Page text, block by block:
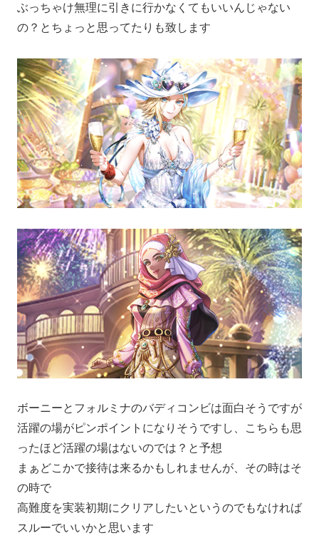
ぶっちゃけ無理に引きに行かなくてもいいんじゃない
の？とちょっと思ってたりも致します
ボーニーとフォルミナのバディコンビは面白そうですが
活躍の場がピンポイントになりそうですし、こちらも思
ったほど活躍の場はないのでは？と予想
まぁどこかで接待は来るかもしれませんが、その時はそ
の時で
高難度を実装初期にクリアしたいというのでもなければ
スルーでいいかと思います